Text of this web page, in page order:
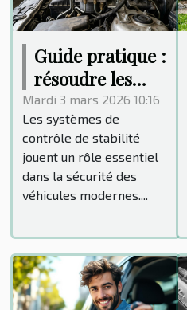
Guide pratique :
résoudre les
problèmes de
système de
contrôle de
stabilité
Mardi 3 mars 2026 10:16
Les systèmes de
contrôle de stabilité
jouent un rôle essentiel
dans la sécurité des
véhicules modernes....